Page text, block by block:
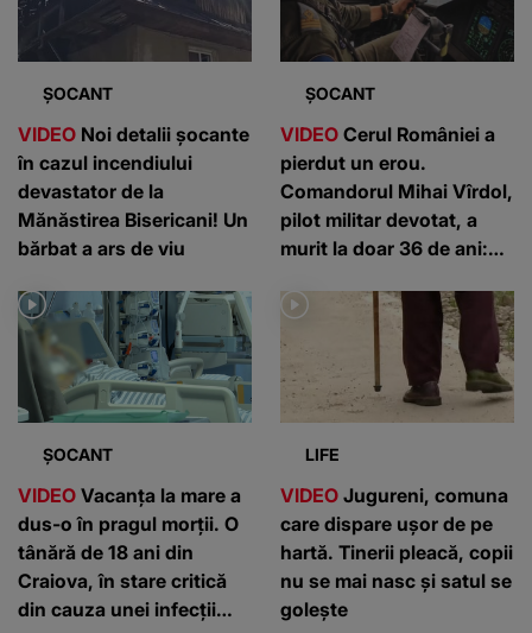
ȘOCANT
VIDEO Noi detalii șocante
în cazul incendiului
devastator de la
Mănăstirea Bisericani! Un
bărbat a ars de viu
ȘOCANT
VIDEO Cerul României a
pierdut un erou.
Comandorul Mihai Vîrdol,
pilot militar devotat, a
murit la doar 36 de ani:
ȘOCANT
VIDEO Vacanța la mare a
dus-o în pragul morții. O
tânără de 18 ani din
Craiova, în stare critică
din cauza unei infecții
LIFE
VIDEO Jugureni, comuna
care dispare ușor de pe
hartă. Tinerii pleacă, copii
nu se mai nasc și satul se
golește